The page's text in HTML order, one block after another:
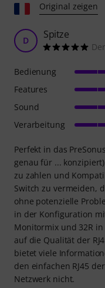
Original zeigen
D Spitze
Perfekt in das
genau für ...
zu zahlen und
Switch zu vermeiden,
ohne potenzielle
in der Konfiguration
Monitormix und 32R
auf die Qualität der
bietet viele
den einfachen RJ45
Netzwerk nicht.
Bedienung
Features
Sound
Verarbeitung